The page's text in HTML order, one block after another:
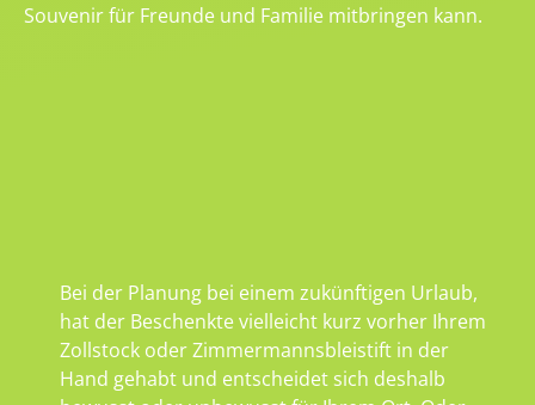
Souvenir für Freunde und Familie mitbringen kann.
Bei der Planung bei einem zukünftigen Urlaub,
hat der Beschenkte vielleicht kurz vorher Ihrem
Zollstock oder Zimmermannsbleistift in der
Hand gehabt und entscheidet sich deshalb